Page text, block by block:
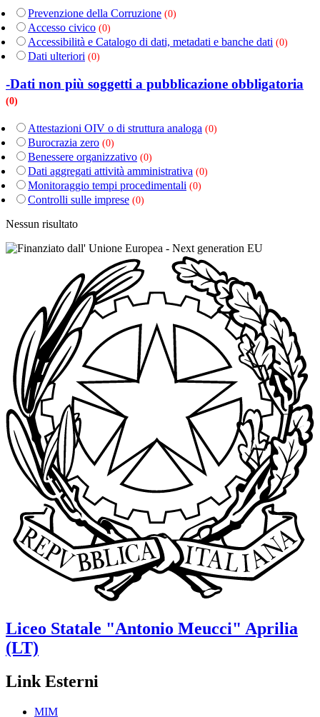
Prevenzione della Corruzione (0)
Accesso civico (0)
Accessibilità e Catalogo di dati, metadati e banche dati (0)
Dati ulteriori (0)
-Dati non più soggetti a pubblicazione obbligatoria
(0)
Attestazioni OIV o di struttura analoga (0)
Burocrazia zero (0)
Benessere organizzativo (0)
Dati aggregati attività amministrativa (0)
Monitoraggio tempi procedimentali (0)
Controlli sulle imprese (0)
Nessun risultato
Liceo Statale "Antonio Meucci" Aprilia
(LT)
Link Esterni
MIM